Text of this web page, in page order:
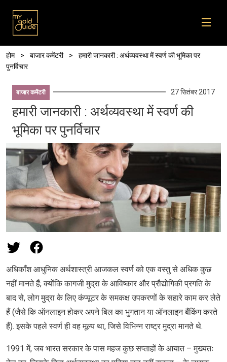
पग चिन्ह
होम बाजार कमेंटरी
हमारी जानकारी : अर्थव्यवस्था में स्वर्ण की भूमिका पर
पुनर्विचार
बाजार कमेंटरी 27 सितंबर 2017
हमारी जानकारी : अर्थव्यवस्था में स्वर्ण की
भूमिका पर पुनर्विचार
अधिकाँश आधुनिक अर्थशास्‍त्री आजकल स्वर्ण को एक वस्तु से अधिक कुछ
नहीं मानते हैं; क्योंकि कागजी मुद्रा के आविष्कार और प्रौद्योगिकी प्रगति के
बाद से, लोग मुद्रा के लिए कंप्यूटर के समकक्ष उपकरणों के सहारे काम कर लेते
हैं (जैसे कि ऑनलाइन होकर अपने बिल का भुगतान या ऑनलाइन बैंकिंग करते
हैं). इसके पहले स्वर्ण ही वह मूल्य था, जिसे विभिन्न राष्ट्र मुद्रा मानते थे.
1991 में, जब भारत सरकार के पास महज कुछ सप्ताहों के आयात – मुख्यतः